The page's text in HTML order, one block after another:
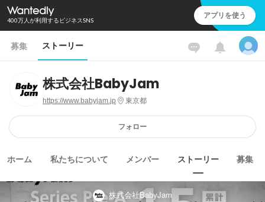
400万人が利用するビジネスSNS アプリを使う
募集 ストーリー
株式会社BabyJam
https://www.babyjam.jp 東京都
フォロー
ホーム 私たちについて メンバー ストーリー 募集
株式会社BabyJam